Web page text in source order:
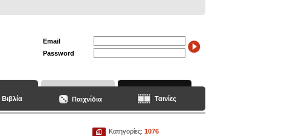
Email
Password
Βιβλία Παιχνίδια Ταινίες
Κατηγορίες: 1076